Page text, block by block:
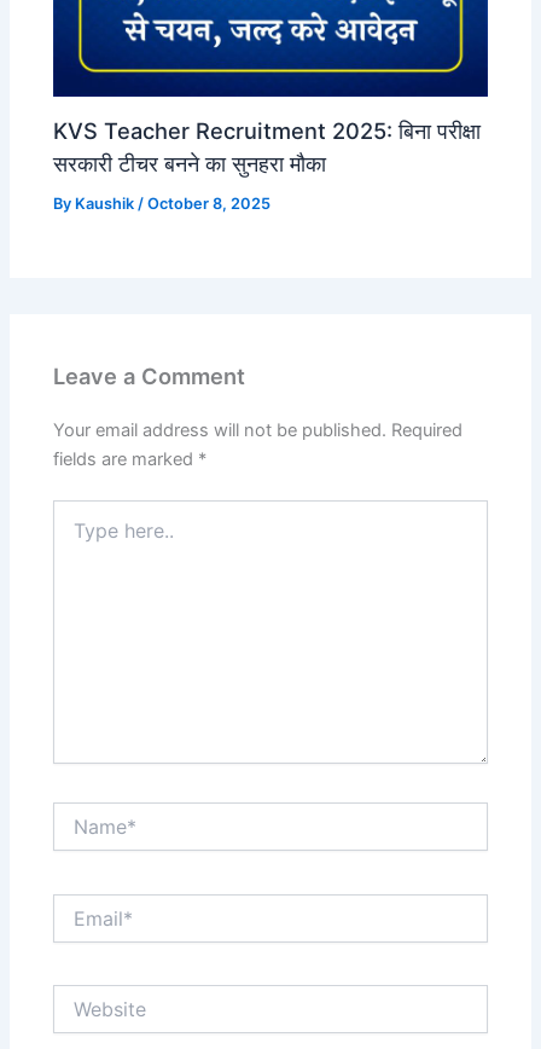
KVS Teacher Recruitment 2025: बिना परीक्षा
सरकारी टीचर बनने का सुनहरा मौका
By Kaushik/October 8, 2025
Leave a Comment
Your email address will not be published. Required
fields are marked *
here..